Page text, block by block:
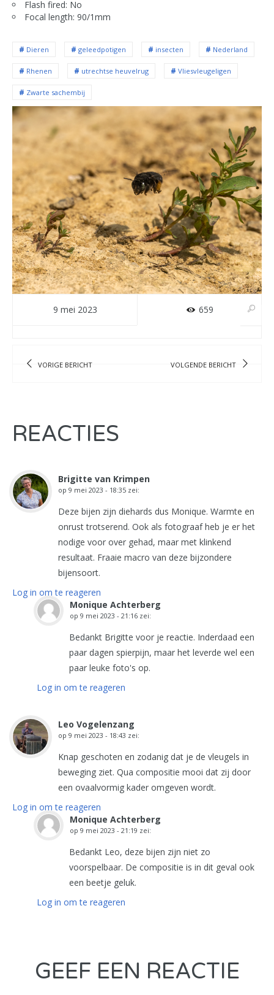
Flash fired: No
Focal length: 90/1mm
Dieren geleedpotigen insecten Nederland
Rhenen utrechtse heuvelrug Vliesvleugeligen
Zwarte sachembij
9 mei 2023 659
VORIGE BERICHT VOLGENDE BERICHT
REACTIES
Brigitte van Krimpen
op 9 mei 2023 - 18:35 zei:
Deze bijen zijn diehards dus Monique. Warmte en
onrust trotserend. Ook als fotograaf heb je er het
nodige voor over gehad, maar met klinkend
resultaat. Fraaie macro van deze bijzondere
bijensoort.
Log in om te reageren
Monique Achterberg
op 9 mei 2023 - 21:16 zei:
Bedankt Brigitte voor je reactie. Inderdaad een
paar dagen spierpijn, maar het leverde wel een
paar leuke foto's op.
Log in om te reageren
Leo Vogelenzang
op 9 mei 2023 - 18:43 zei:
Knap geschoten en zodanig dat je de vleugels in
beweging ziet. Qua compositie mooi dat zij door
een ovaalvormig kader omgeven wordt.
Log in om te reageren
Monique Achterberg
op 9 mei 2023 - 21:19 zei:
Bedankt Leo, deze bijen zijn niet zo
voorspelbaar. De compositie is in dit geval ook
een beetje geluk.
Log in om te reageren
GEEF EEN REACTIE